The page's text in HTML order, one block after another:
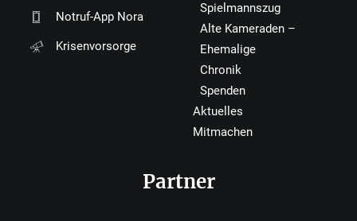
Notruf-App Nora
Krisenvorsorge
Spielmannszug
Alte Kameraden –
Ehemalige
Chronik
Spenden
Aktuelles
Mitmachen
Partner